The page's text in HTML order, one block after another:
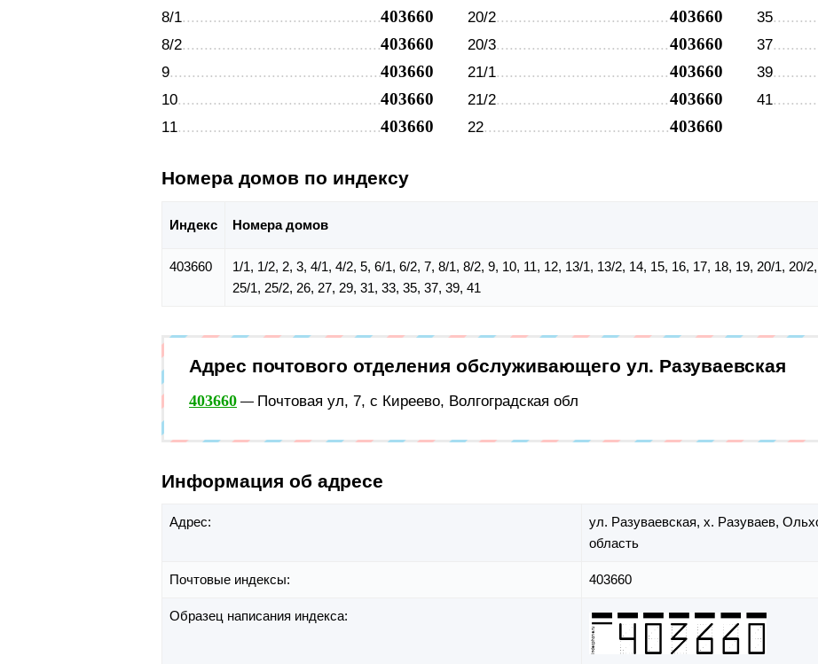
8/1 403660
8/2 403660
9 403660
10 403660
11 403660
20/2 403660
20/3 403660
21/1 403660
21/2 403660
22 403660
35
37
39
41
Номера домов по индексу
Индекс Номера домов
403660
1/1, 1/2, 2, 3, 4/1, 4/2, 5, 6/1, 6/2, 7, 8/1, 8/2, 9, 10, 11, 12, 13/1, 13/2, 14, 15, 16, 17, 18, 19, 20/1, 20/
25/1, 25/2, 26, 27, 29, 31, 33, 35, 37, 39, 41
Адрес почтового отделения обслуживающего ул. Разуваевская
403660 — Почтовая ул, 7, с Киреево, Волгоградская обл
Информация об адресе
Адрес: ул. Разуваевская, х. Разуваев,
область
Почтовые индексы: 403660
Образец написания индекса: